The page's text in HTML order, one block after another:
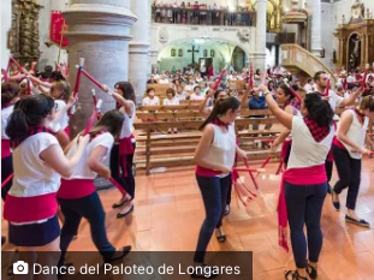
Dance del Paloteo de Longares